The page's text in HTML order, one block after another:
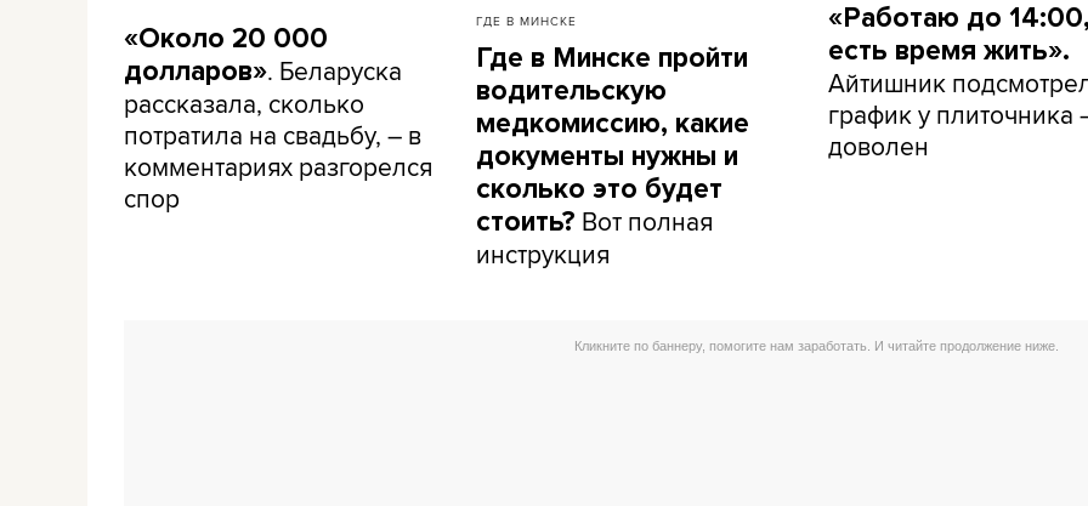
«Около 20 000
долларов». Беларуска
рассказала, сколько
потратила на свадьбу, – в
комментариях разгорелся
спор
ГДЕ В МИНСКЕ
Где в Минске пройти
водительскую
медкомиссию, какие
документы нужны и
сколько это будет
стоить? Вот полная
инструкция
«Работаю до
есть время жить».
Айтишник
график у плиточника
доволен